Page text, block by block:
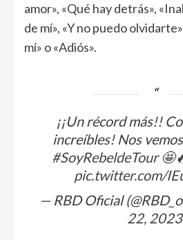
amor», «Qué hay detrás»,
de mí», «Y no puedo
mí» o «Adiós».
¡¡Un récord más!!
increíbles! Nos
#SoyRebeldeTour
pic.twitter.com/
— RBD Oficial
22, 2023